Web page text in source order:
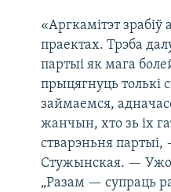
«Аргкамітэт
праектах. Трэба
партыі як мага
прыцягнуць толькі
займаемся,
жанчын, хто зь іх
стварэньня
Стужынская. — Ужо
„Разам — супраць